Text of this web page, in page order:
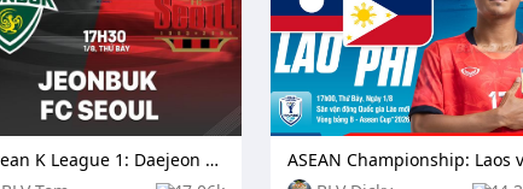
Korean K League 1: Daejeon Citizen vs Football Club Seoul